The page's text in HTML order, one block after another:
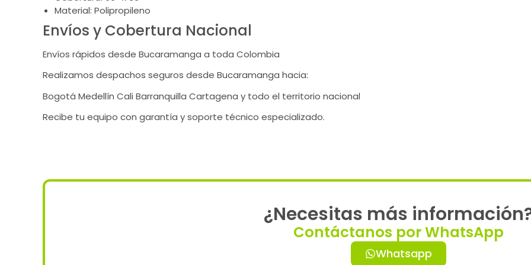
Material: Polipropileno
Envíos y Cobertura Nacional
Envíos rápidos desde Bucaramanga a toda Colombia
Realizamos despachos seguros desde Bucaramanga hacia:
Bogotá Medellín Cali Barranquilla Cartagena y todo el territorio nacional
Recibe tu equipo con garantía y soporte técnico especializado.
¿Necesitas más
Contáctanos por WhatsApp
Whatsapp